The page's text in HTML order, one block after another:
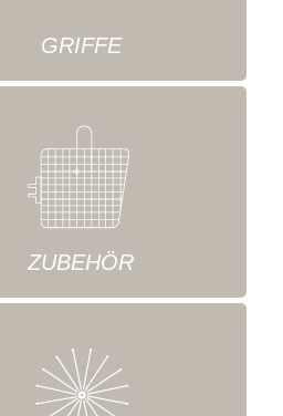
GRIFFE
ZUBEHÖR